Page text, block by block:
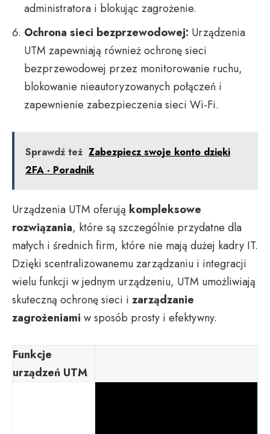
administratora i blokując zagrożenie.
Ochrona sieci bezprzewodowej: Urządzenia
UTM zapewniają również ochronę sieci
bezprzewodowej przez monitorowanie ruchu,
blokowanie nieautoryzowanych połączeń i
zapewnienie zabezpieczenia sieci Wi-Fi.
Sprawdź też Zabezpiecz swoje konto dzięki
2FA - Poradnik
Urządzenia UTM oferują kompleksowe
rozwiązania, które są szczególnie przydatne dla
małych i średnich firm, które nie mają dużej kadry IT.
Dzięki scentralizowanemu zarządzaniu i integracji
wielu funkcji w jednym urządzeniu, UTM umożliwiają
skuteczną ochronę sieci i zarządzanie
zagrożeniami w sposób prosty i efektywny.
Funkcje
urządzeń UTM